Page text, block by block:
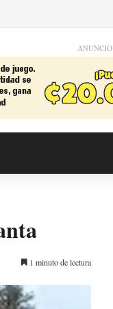
ANUNCIO
1 minuto de lectura